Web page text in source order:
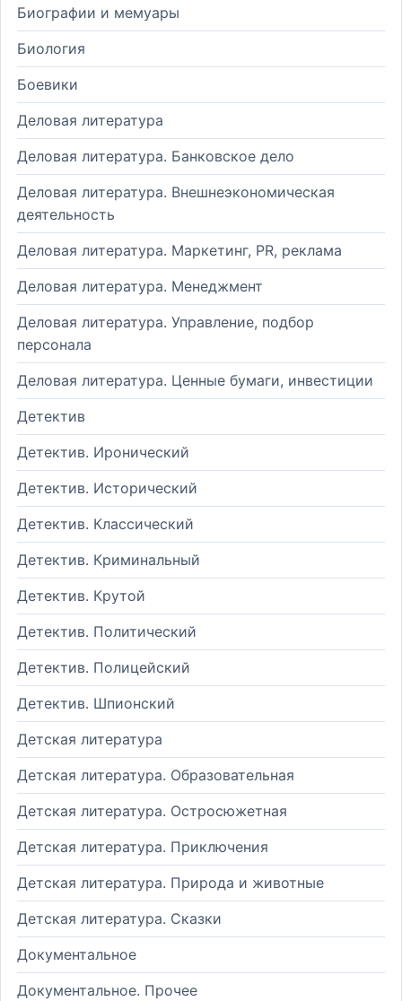
Биографии и мемуары
Биология
Боевики
Деловая литература
Деловая литература. Банковское дело
Деловая литература. Внешнеэкономическая
деятельность
Деловая литература. Маркетинг, PR, реклама
Деловая литература. Менеджмент
Деловая литература. Управление, подбор
персонала
Деловая литература. Ценные бумаги, инвестиции
Детектив
Детектив. Иронический
Детектив. Исторический
Детектив. Классический
Детектив. Криминальный
Детектив. Крутой
Детектив. Политический
Детектив. Полицейский
Детектив. Шпионский
Детская литература
Детская литература. Образовательная
Детская литература. Остросюжетная
Детская литература. Приключения
Детская литература. Природа и животные
Детская литература. Сказки
Документальное
Документальное. Прочее